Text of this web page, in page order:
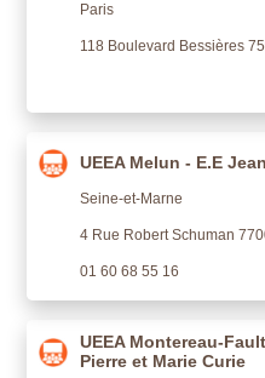
Paris
118 Boulevard Bessières
UEEA Melun - E.E
Seine-et-Marne
4 Rue Robert Schuman
01 60 68 55 16
UEEA Montereau-
Pierre et Marie Curie